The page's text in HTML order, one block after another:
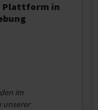
Plattform in
im
unserer